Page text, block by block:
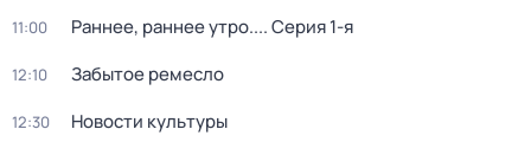
11:00 Раннее, раннее утро.... Серия 1-я
12:10 Забытое ремесло
12:30 Новости культуры